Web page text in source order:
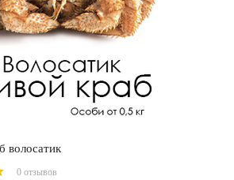
волосатик
0 отзывов